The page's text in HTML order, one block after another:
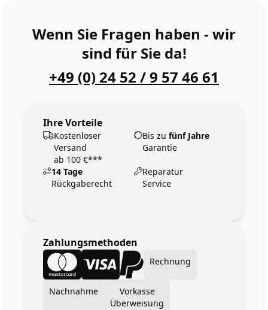
Wenn Sie Fragen haben - wir
sind für Sie da!
+49 (0) 24 52 / 9 57 46 61
Ihre Vorteile
Kostenloser
Versand
ab 100 €***
Bis zu fünf Jahre
Garantie
14 Tage
Rückgaberecht
Reparatur
Service
Zahlungsmethoden
Rechnung
Nachnahme
Vorkasse
Überweisung